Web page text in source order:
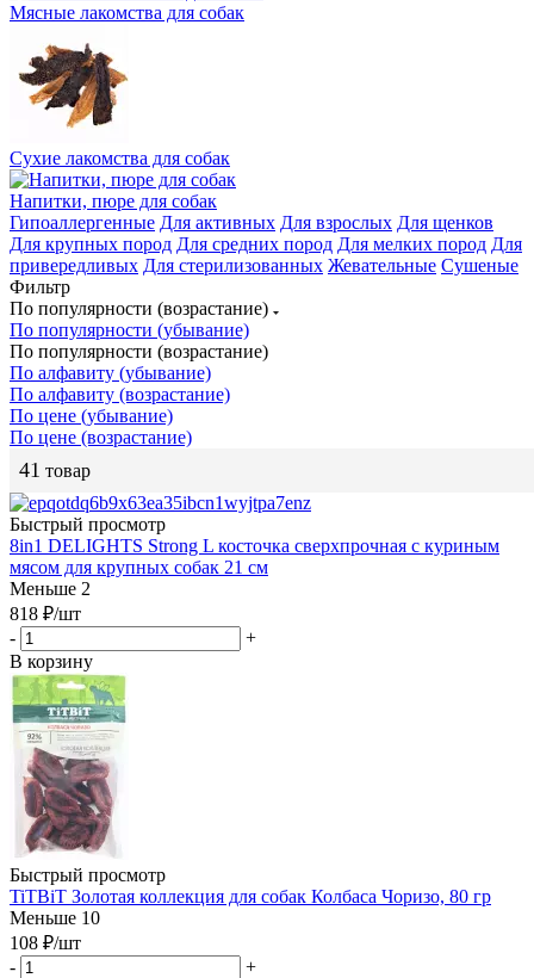
Мясные лакомства для собак
Сухие лакомства для собак
Напитки, пюре для собак
Гипоаллергенные Для активных Для взрослых Для щенков
Для крупных пород Для средних пород Для мелких пород Для
привередливых Для стерилизованных Жевательные Сушеные
Фильтр
По популярности (возрастание)
По популярности (убывание)
По популярности (возрастание)
По алфавиту (убывание)
По алфавиту (возрастание)
По цене (убывание)
По цене (возрастание)
41 товар
Быстрый просмотр
8in1 DELIGHTS Strong L косточка сверхпрочная с куриным
мясом для крупных собак 21 см
Меньше 2
818 ₽/шт
-
+
В корзину
Быстрый просмотр
TiTBiT Золотая коллекция для собак Колбаса Чоризо, 80 гр
Меньше 10
108 ₽/шт
-
+